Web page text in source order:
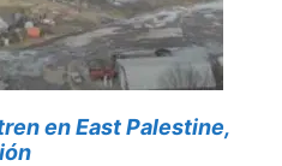
en East Palestine,